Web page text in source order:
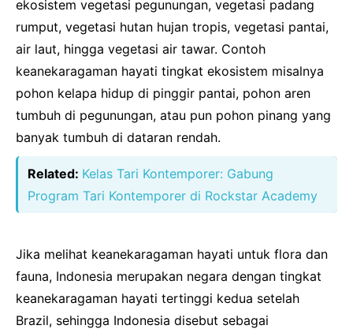
ekosistem vegetasi pegunungan, vegetasi padang
rumput, vegetasi hutan hujan tropis, vegetasi pantai,
air laut, hingga vegetasi air tawar. Contoh
keanekaragaman hayati tingkat ekosistem misalnya
pohon kelapa hidup di pinggir pantai, pohon aren
tumbuh di pegunungan, atau pun pohon pinang yang
banyak tumbuh di dataran rendah.
Related: Kelas Tari Kontemporer: Gabung
Program Tari Kontemporer di Rockstar Academy
Jika melihat keanekaragaman hayati untuk flora dan
fauna, Indonesia merupakan negara dengan tingkat
keanekaragaman hayati tertinggi kedua setelah
Brazil, sehingga Indonesia disebut sebagai